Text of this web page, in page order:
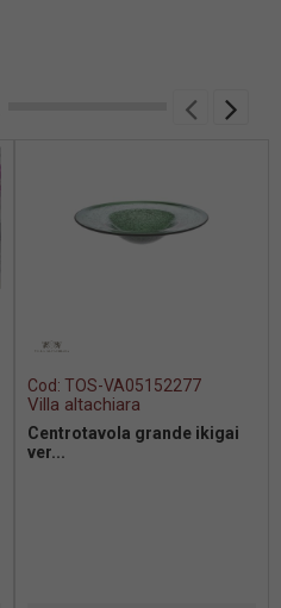
Cod: TOS-VA05152277
Villa altachiara
Centrotavola grande ikigai
ver...